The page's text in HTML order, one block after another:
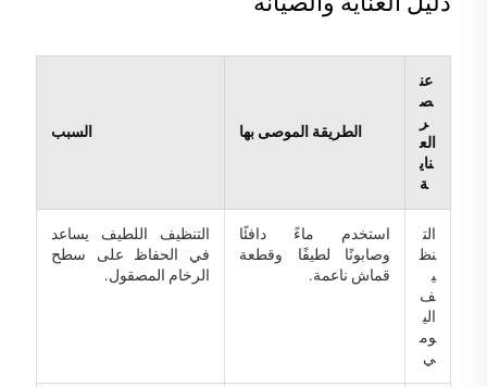
عن
ص
ر
الع
ناي
ة
الطريقة الموصى بها السبب
الت
نظ
ي
ف
الي
وم
ي
استخدم ماءً دافئًا
وصابونًا لطيفًا وقطعة
قماش ناعمة.
التنظيف اللطيف يساعد
في الحفاظ على سطح
الرخام المصقول.